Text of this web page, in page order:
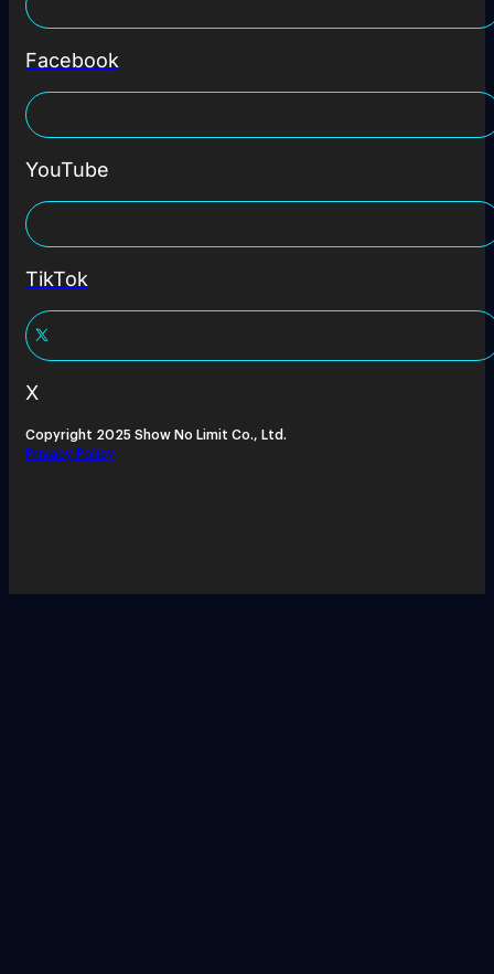
Facebook
YouTube
TikTok
X
Copyright 2025 Show No Limit Co., Ltd.
Privacy Policy